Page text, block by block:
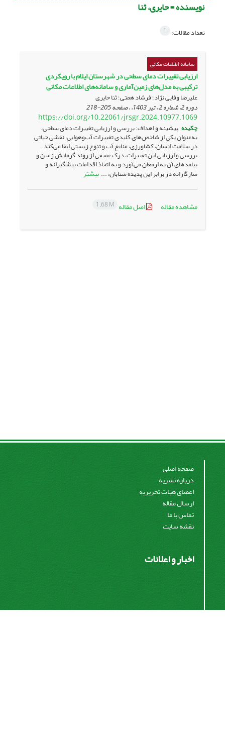
نویسنده =حایری، ثنا
تعداد مقالات: 1
سامانه اطلاعات مکانی
ارزیابی تغییرات دمای سطحی در شهرستان ایلام با رویکردی
ترکیبی به مدل‌های زمین‌آماری و سامانه‌های اطلاعات مکانی
علیرضا وفایی نژاد؛ فرشاد همتی؛ ثنا حایری
دوره 2، شماره 2 ، تیر 1403، ، صفحه 205-218
https://doi.org/10.22061/jrsgr.2024.10977.1069
چکیده پیشینه و اهداف: بررسی و ارزیابی تغییرات دمای سطحی،
به‌عنوان یکی از شاخص‌های کلیدی تغییرات آب‌وهوایی، نقشی حیاتی
در سلامت انسان، کشاورزی، منابع آب و تنوع زیستی ایفا می‌کند.
بررسی و ارزیابی این تغییرات، درک عمیقی از روند گرمایش زمین و
پیامدهای آن به ارمغان می‌آورد و به اتخاذ اقدامات پیشگیرانه و
سازگارانه در برابر این پدیده شتابان، ... بیشتر
مشاهده مقاله اصل مقاله 1.68 M
صفحه اصلی
درباره نشریه
اعضای هیات تحریریه
ارسال مقاله
تماس با ما
نقشه سایت
اخبار و اعلانات